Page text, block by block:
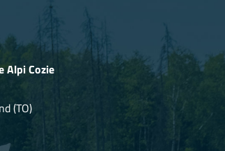
Alpi Cozie
(TO)